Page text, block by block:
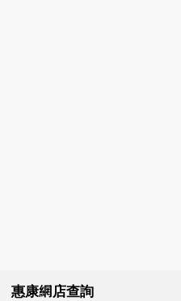
惠康網店查詢